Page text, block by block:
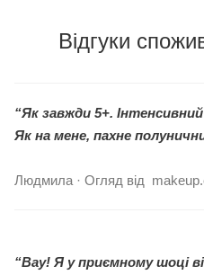
Відгуки
“Як завжди 5+.
Як на мене, пахне
Людмила · Огляд від
“Вау! Я у приємному шоці